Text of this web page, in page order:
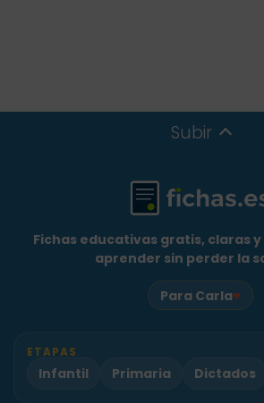
Subir
Fichas educativas gratis, claras
aprender sin perder la
Para Carla♥
ETAPAS
Infantil Primaria Dictados